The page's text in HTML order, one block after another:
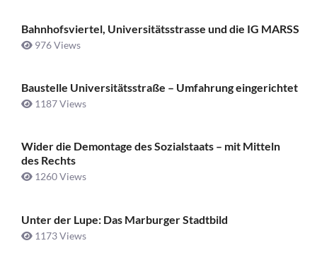
Bahnhofsviertel, Universitätsstrasse und die IG MARSS
976 Views
Baustelle Universitätsstraße ­– Umfahrung eingerichtet
1187 Views
Wider die Demontage des Sozialstaats – mit Mitteln
des Rechts
1260 Views
Unter der Lupe: Das Marburger Stadtbild
1173 Views